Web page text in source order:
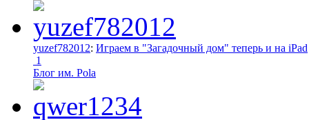
yuzef782012: Играем в "Загадочный дом" теперь и на iPad
1
Блог им. Pola